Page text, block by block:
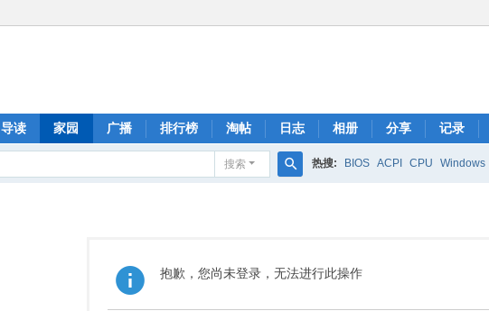
导读 家园 广播 排行榜 淘帖 日志 相册 分享 记录
搜索 热搜: BIOS ACPI CPU Windows
抱歉，您尚未登录，无法进行此操作